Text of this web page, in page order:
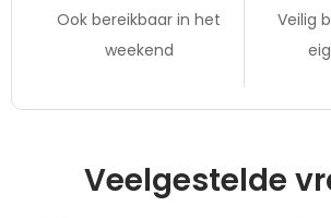
Ook bereikbaar in het
weekend
Veilig
Veelgestelde